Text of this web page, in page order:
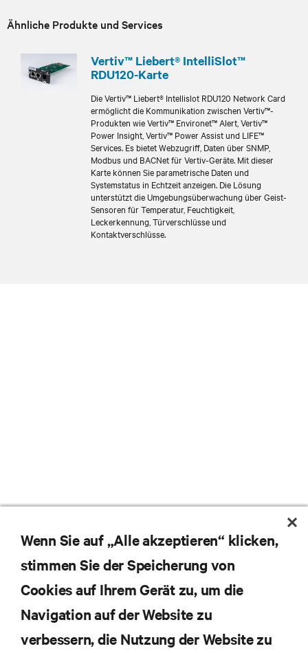
Ähnliche Produkte und Services
Vertiv™ Liebert® IntelliSlot™
RDU120-Karte
Die Vertiv™ Liebert® Intellislot RDU120 Network Card
ermöglicht die Kommunikation zwischen Vertiv™-
Produkten wie Vertiv™ Environet™ Alert, Vertiv™
Power Insight, Vertiv™ Power Assist und LIFE™
Services. Es bietet Webzugriff, Daten über SNMP,
Modbus und BACNet für Vertiv-Geräte. Mit dieser
Karte können Sie parametrische Daten und
Systemstatus in Echtzeit anzeigen. Die Lösung
unterstützt die Umgebungsüberwachung über Geist-
Sensoren für Temperatur, Feuchtigkeit,
Leckerkennung, Türverschlüsse und
Kontaktverschlüsse.
Abonnieren Sie unseren Newsletter und erhalten
die neuesten Technologietrends
Wenn Sie auf „Alle akzeptieren“ klicken,
stimmen Sie der Speicherung von
Cookies auf Ihrem Gerät zu, um die
Navigation auf der Website zu
verbessern, die Nutzung der Website zu